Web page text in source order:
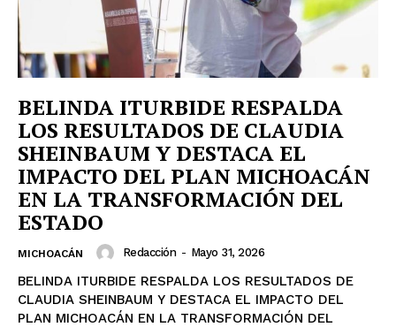
BELINDA ITURBIDE RESPALDA
LOS RESULTADOS DE CLAUDIA
SHEINBAUM Y DESTACA EL
IMPACTO DEL PLAN MICHOACÁN
EN LA TRANSFORMACIÓN DEL
ESTADO
MICHOACÁN Redacción - Mayo 31, 2026
BELINDA ITURBIDE RESPALDA LOS RESULTADOS DE
CLAUDIA SHEINBAUM Y DESTACA EL IMPACTO DEL
PLAN MICHOACÁN EN LA TRANSFORMACIÓN DEL